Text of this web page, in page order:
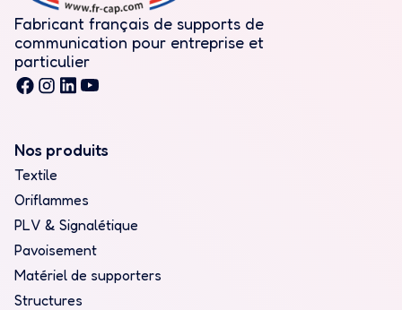
Fabricant français de supports de
communication pour entreprise et
particulier
Nos produits
Textile
Oriflammes
PLV & Signalétique
Pavoisement
Matériel de supporters
Structures